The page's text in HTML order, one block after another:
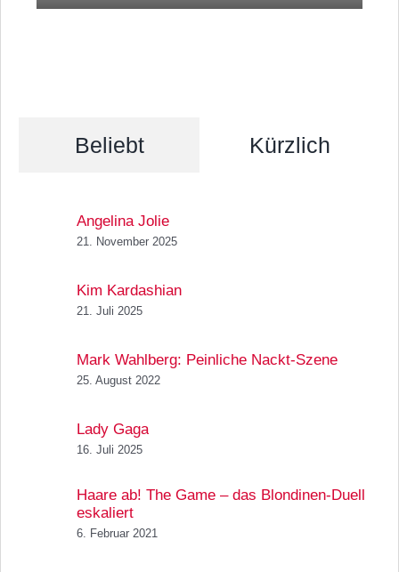
Beliebt Kürzlich
Angelina Jolie
21. November 2025
Kim Kardashian
21. Juli 2025
Mark Wahlberg: Peinliche Nackt-Szene
25. August 2022
Lady Gaga
16. Juli 2025
Haare ab! The Game – das Blondinen-Duell
eskaliert
6. Februar 2021